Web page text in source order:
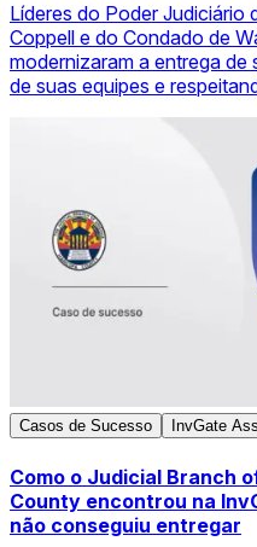
Líderes do Poder Judiciário
Coppell e do Condado de
modernizaram a entrega
de suas equipes e
Casos de Sucesso InvGate
Como o Judicial Branch
County encontrou na
não conseguiu entregar